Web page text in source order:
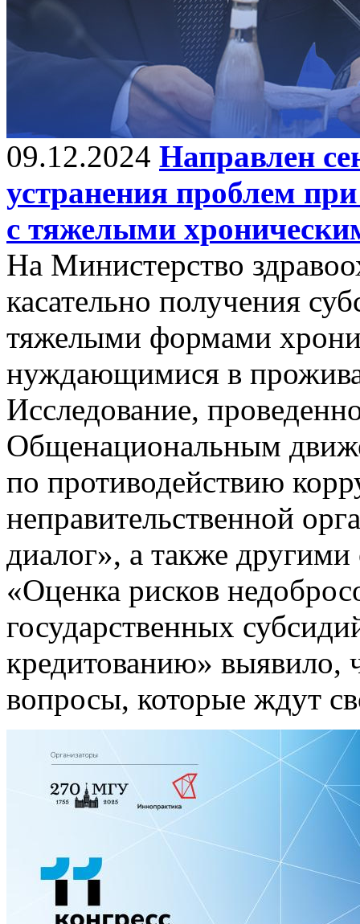
09.12.2024 Направлен
устранения проблем
с тяжелыми
На Министерство
касательно получения
тяжелыми формами
нуждающимися в
Исследование,
Общенациональным
по противодействию
неправительственной
диалог», а также
«Оценка рисков
государственных
кредитованию» выявило,
вопросы, которые ждут